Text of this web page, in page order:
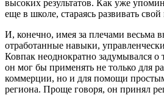
высоких результатов. Как уже
еще в школе, стараясь развивать
И, конечно, имея за плечами весьма
отработанные навыки,
Ковпак неоднократно задумывался о
он мог бы применять не только для
коммерции, но и для помощи
региона. Проще говоря, он принял